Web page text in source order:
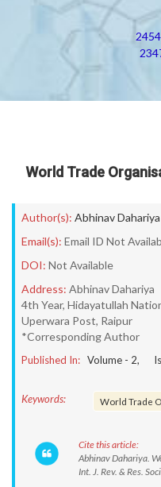
World Trade
Author(s): Abhinav Dahariya
Email(s): Email ID Not
DOI: Not Available
Address: Abhinav Dahariya
4th Year, Hidayatullah
Uperwara Post, Raipur
*Corresponding Author
Published In: Volume - 2,
Keywords: World Trade
Cite this article:
Abhinav Dahariya.
Int. J. Rev. & Res.